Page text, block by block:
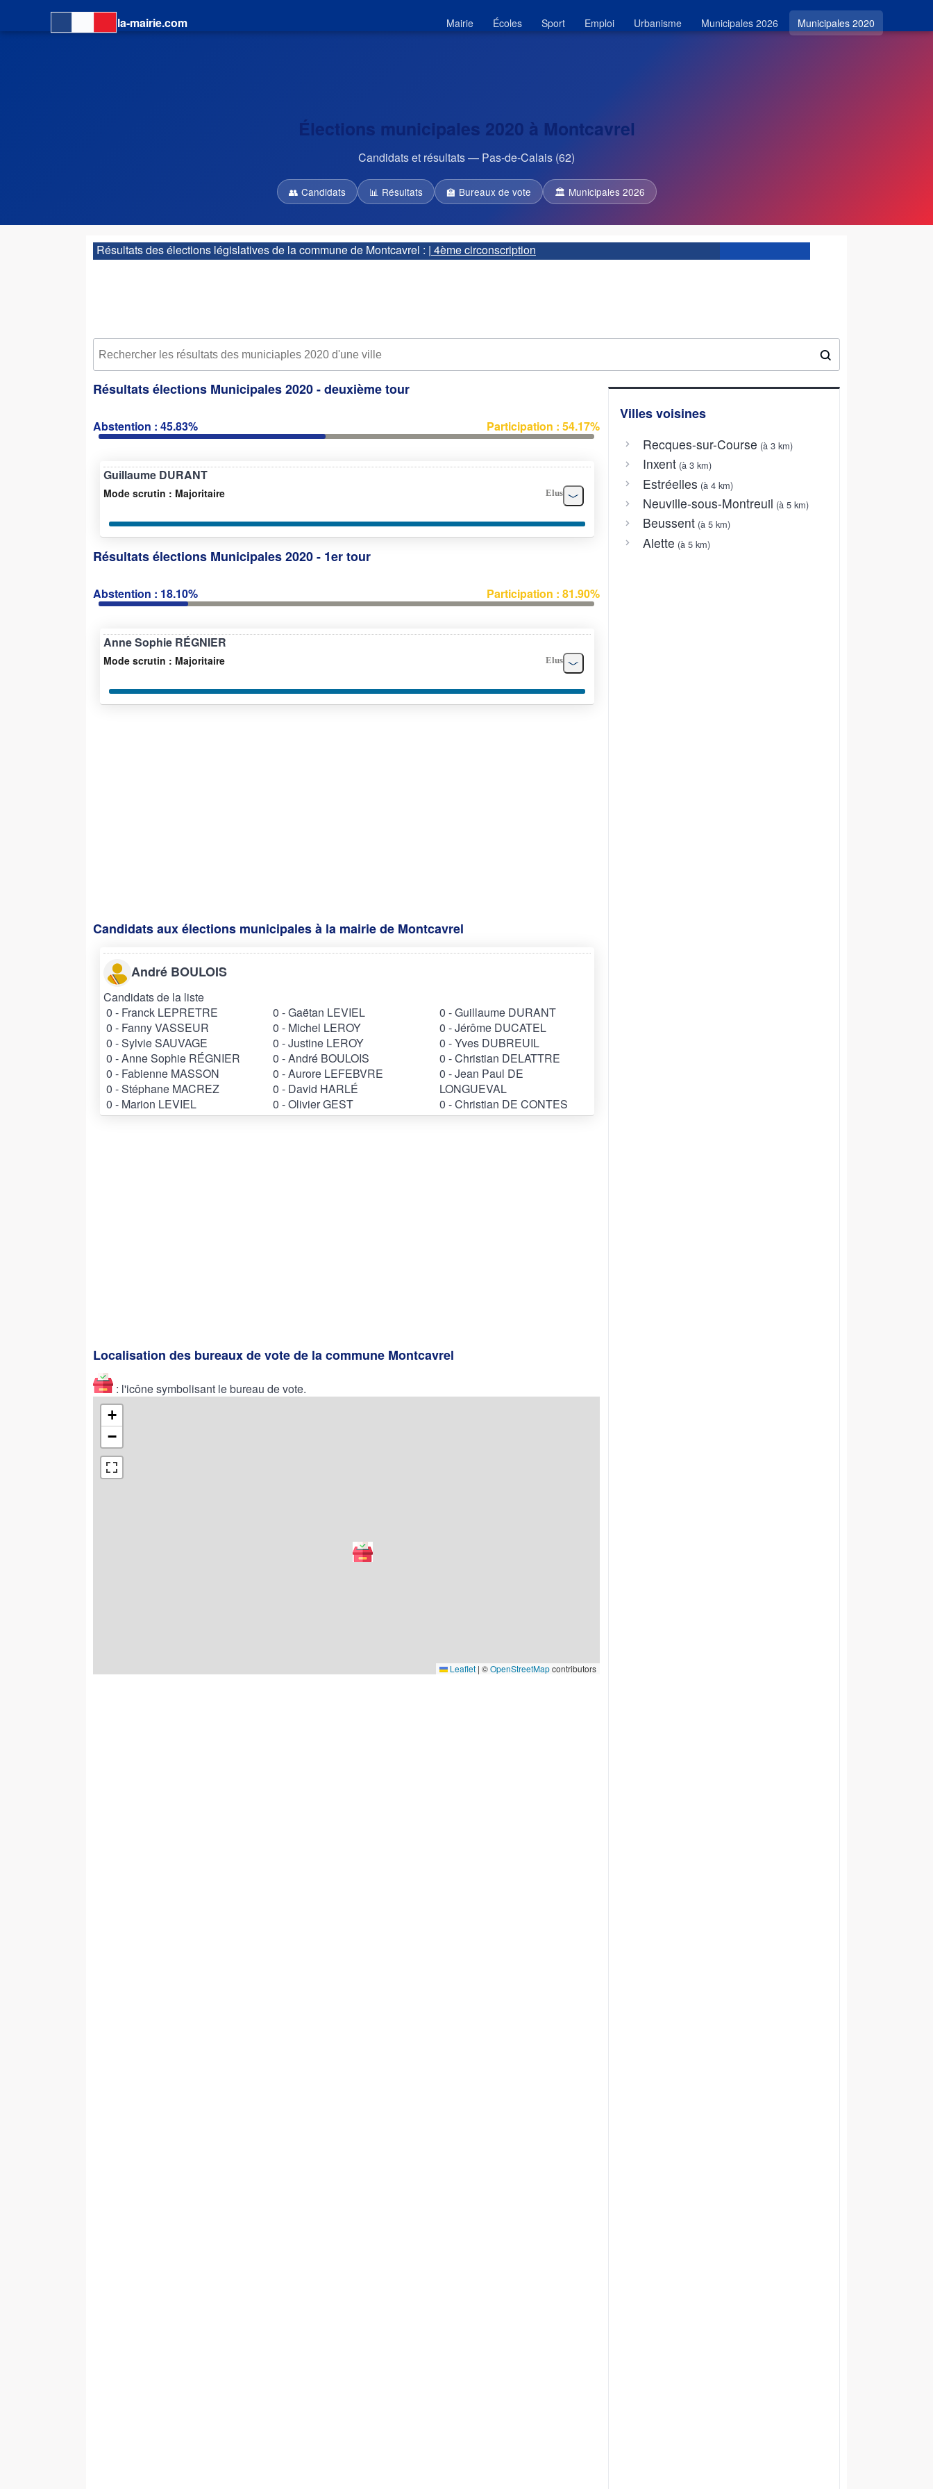
la-mairie.com Mairie Écoles Sport Emploi Urbanisme Municipales 2026 Municipales 2020
Élections municipales 2020 à Montcavrel
Candidats et résultats — Pas-de-Calais (62)
👥 Candidats 📊 Résultats 🏫 Bureaux de vote 🏛 Municipales 2026
Résultats des élections législatives de la commune de Montcavrel : | 4ème circonscription
Résultats élections Municipales 2020 - deuxième tour
Abstention : 45.83% Participation : 54.17%
Guillaume DURANT
Mode scrutin : Majoritaire Elus
Résultats élections Municipales 2020 - 1er tour
Abstention : 18.10% Participation : 81.90%
Anne Sophie RÉGNIER
Mode scrutin : Majoritaire Elus
Candidats aux élections municipales à la mairie de Montcavrel
André BOULOIS
Candidats de la liste
0 - Franck LEPRETRE
0 - Fanny VASSEUR
0 - Sylvie SAUVAGE
0 - Anne Sophie RÉGNIER
0 - Fabienne MASSON
0 - Stéphane MACREZ
0 - Marion LEVIEL
0 - Gaëtan LEVIEL
0 - Michel LEROY
0 - Justine LEROY
0 - André BOULOIS
0 - Aurore LEFEBVRE
0 - David HARLÉ
0 - Olivier GEST
0 - Guillaume DURANT
0 - Jérôme DUCATEL
0 - Yves DUBREUIL
0 - Christian DELATTRE
0 - Jean Paul DE
LONGUEVAL
0 - Christian DE CONTES
Localisation des bureaux de vote de la commune Montcavrel
: l'icône symbolisant le bureau de vote.
+
−
Leaflet | ©OpenStreetMapcontributors
Villes voisines
Recques-sur-Course (à 3 km)
Inxent(à 3 km)
Estréelles (à 4 km)
Neuville-sous-Montreuil (à 5 km)
Beussent(à 5 km)
Alette (à 5 km)